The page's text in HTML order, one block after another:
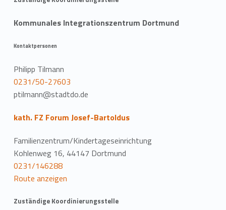
Kommunales Integrationszentrum Dortmund
Kontaktpersonen
Philipp Tilmann
0231/50-27603
ptilmann@stadtdo.de
kath. FZ Forum Josef-Bartoldus
Familienzentrum/Kindertageseinrichtung
Kohlenweg 16, 44147 Dortmund
0231/146288
Route anzeigen
Zuständige Koordinierungsstelle